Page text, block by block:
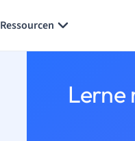
Ressourcen
Lerne